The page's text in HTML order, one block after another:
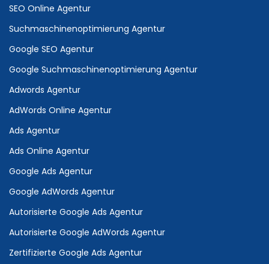
SEO Online Agentur
Suchmaschinenoptimierung Agentur
Google SEO Agentur
Google Suchmaschinenoptimierung Agentur
Adwords Agentur
AdWords Online Agentur
Ads Agentur
Ads Online Agentur
Google Ads Agentur
Google AdWords Agentur
Autorisierte Google Ads Agentur
Autorisierte Google AdWords Agentur
Zertifizierte Google Ads Agentur